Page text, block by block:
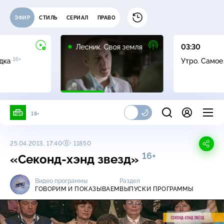
ЭФИР СТИЛЬ СЕРИАЛ ПРАВО
16+
Лесник. Своя земля
16+
03:30
Утро.
18+
25.04.2013, 17:40 11850
«Секонд-хэнд звезд» 16+
Видео программы
ГОВОРИМ И ПОКАЗЫВАЕМ
Раздел
ВЫПУСКИ ПРОГРАММЫ